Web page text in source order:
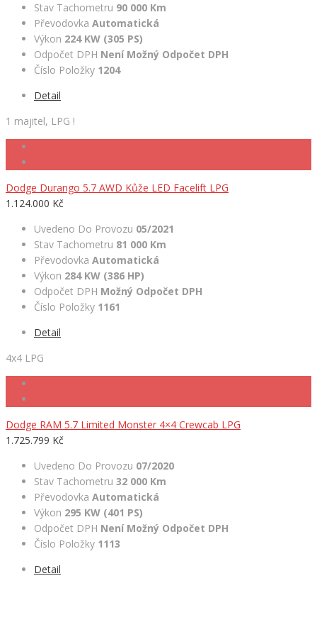
Stav Tachometru 90 000 Km
Převodovka Automatická
Výkon 224 KW (305 PS)
Odpočet DPH Není Možný Odpočet DPH
Číslo Položky 1204
Detail
1 majitel, LPG !
Dodge Durango 5.7 AWD Kůže LED Facelift LPG
1.124.000 Kč
Uvedeno Do Provozu 05/2021
Stav Tachometru 81 000 Km
Převodovka Automatická
Výkon 284 KW (386 HP)
Odpočet DPH Možný Odpočet DPH
Číslo Položky 1161
Detail
4x4 LPG
Dodge RAM 5.7 Limited Monster 4×4 Crewcab LPG
1.725.799 Kč
Uvedeno Do Provozu 07/2020
Stav Tachometru 32 000 Km
Převodovka Automatická
Výkon 295 KW (401 PS)
Odpočet DPH Není Možný Odpočet DPH
Číslo Položky 1113
Detail